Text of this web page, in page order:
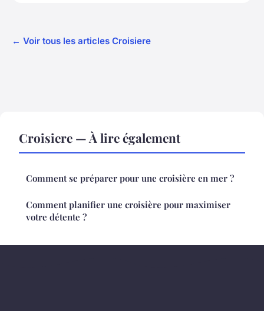
← Voir tous les articles Croisiere
Croisiere — À lire également
Comment se préparer pour une croisière en mer ?
Comment planifier une croisière pour maximiser
votre détente ?